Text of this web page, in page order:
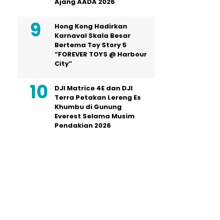
Hong Kong Hadirkan
Karnaval Skala Besar
Bertema Toy Story 5
“FOREVER TOYS @ Harbour
City”
DJI Matrice 4E dan DJI
Terra Petakan Lereng Es
Khumbu di Gunung
Everest Selama Musim
Pendakian 2026